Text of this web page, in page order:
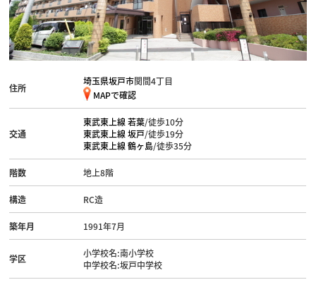
住所
埼玉県坂戸市関間4丁目
MAPで確認
交通
東武東上線若葉/徒歩10分
東武東上線坂戸/徒歩19分
東武東上線鶴ヶ島/徒歩35分
階数 地上8階
構造 RC造
築年月 1991年7月
学区
小学校名:南小学校
中学校名:坂戸中学校